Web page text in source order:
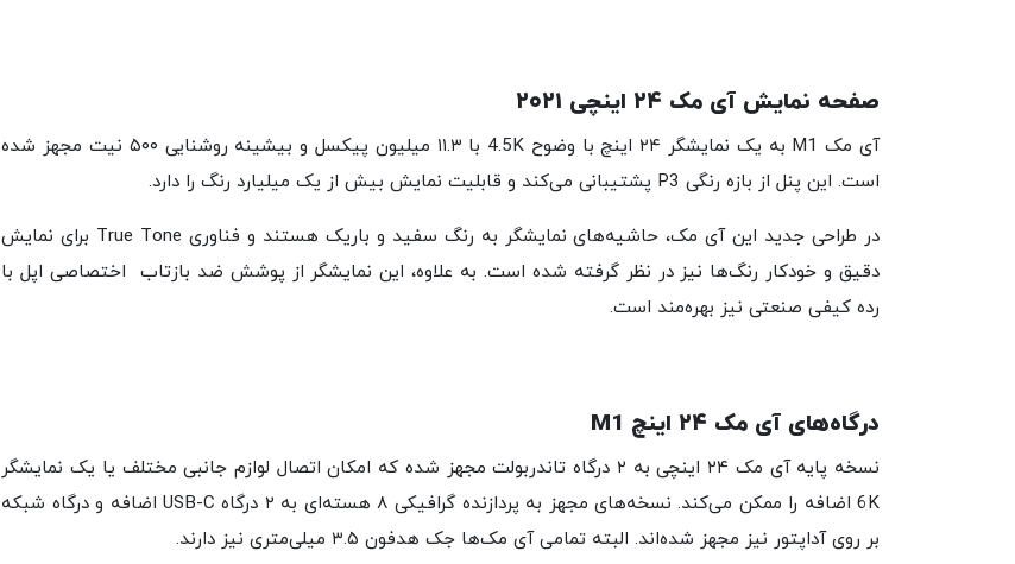
صفحه نمایش آی مک ۲۴ اینچی ۲۰۲۱
آی مک M1 به یک نمایشگر ۲۴ اینچ با وضوح 4.5K با ۱۱.۳ میلیون پیکسل و بیشینه روشنایی ۵۰۰ نیت مجهز شده
است. این پنل از بازه رنگی P3 پشتیبانی می‌کند و قابلیت نمایش بیش از یک میلیارد رنگ را دارد.
در طراحی جدید این آی مک، حاشیه‌های نمایشگر به رنگ سفید و باریک هستند و فناوری True Tone برای نمایش
دقیق و خودکار رنگ‌ها نیز در نظر گرفته شده است. به علاوه، این نمایشگر از پوشش ضد بازتاب اختصاصی اپل با
رده کیفی صنعتی نیز بهره‌مند است.
درگاه‌های آی مک ۲۴ اینچ M1
نسخه پایه آی مک ۲۴ اینچی به ۲ درگاه تاندربولت مجهز شده که امکان اتصال لوازم جانبی مختلف یا یک نمایشگر
6K اضافه را ممکن می‌کند. نسخه‌های مجهز به پردازنده گرافیکی ۸ هسته‌ای به ۲ درگاه USB-C اضافه و درگاه شبکه
بر روی آداپتور نیز مجهز شده‌اند. البته تمامی آی مک‌ها جک هدفون ۳.۵ میلی‌متری نیز دارند.